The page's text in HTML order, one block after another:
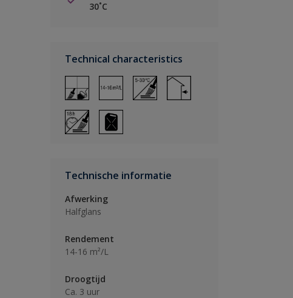
30˚C
Technical characteristics
Technische informatie
Afwerking
Halfglans
Rendement
14-16 m²/L
Droogtijd
Ca. 3 uur